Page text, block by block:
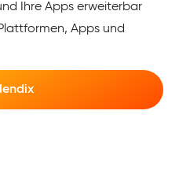
Ihre Apps erweiterbar
Apps und